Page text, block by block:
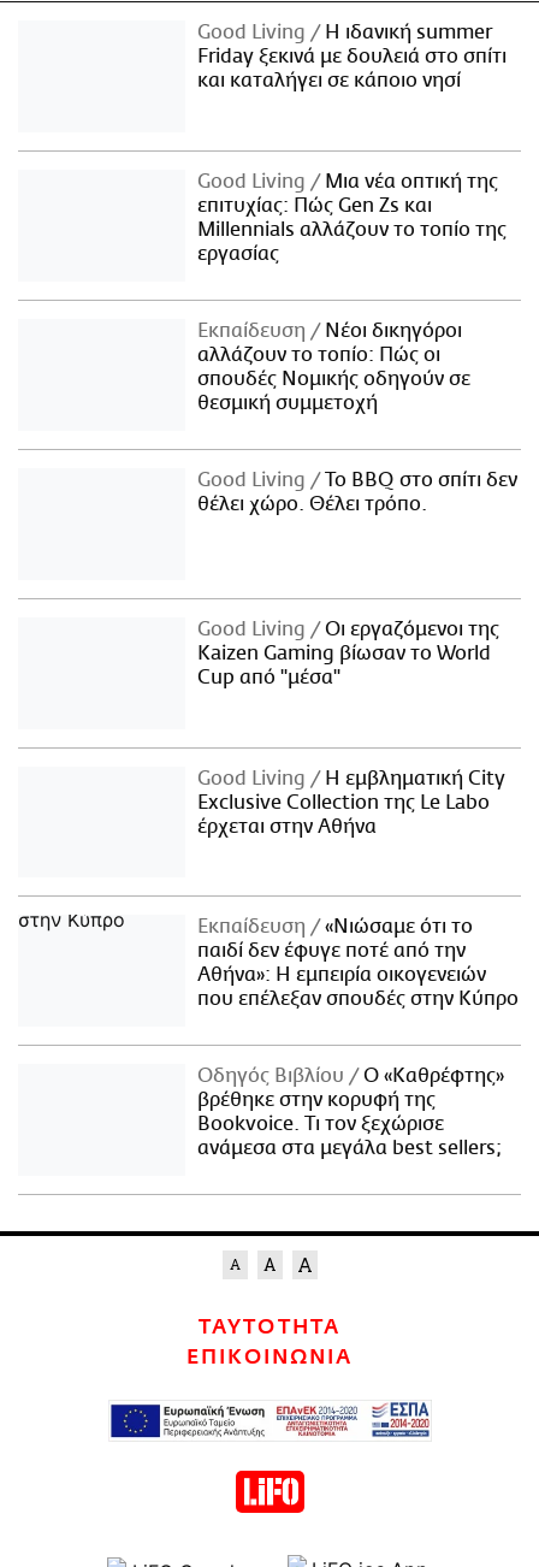
Good Living
Η ιδανική summer
Friday ξεκινά με δουλειά στο σπίτι
και καταλήγει σε κάποιο νησί
Good Living
Μια νέα οπτική της
επιτυχίας: Πώς Gen Zs και
Millennials αλλάζουν το τοπίο της
εργασίας
Εκπαίδευση
Νέοι δικηγόροι
αλλάζουν το τοπίο: Πώς οι
σπουδές Νομικής οδηγούν σε
θεσμική συμμετοχή
Good Living
Το BBQ στο σπίτι δεν
θέλει χώρο. Θέλει τρόπο.
Good Living
Οι εργαζόμενοι της
Kaizen Gaming βίωσαν το World
Cup από "μέσα"
Good Living
Η εμβληματική City
Exclusive Collection της Le Labo
έρχεται στην Αθήνα
Εκπαίδευση
«Νιώσαμε ότι το
παιδί δεν έφυγε ποτέ από την
Αθήνα»: Η εμπειρία οικογενειών
που επέλεξαν σπουδές στην Κύπρο
Οδηγός Βιβλίου
Ο «Καθρέφτης»
βρέθηκε στην κορυφή της
Bookvoice. Τι τον ξεχώρισε
ανάμεσα στα μεγάλα best sellers;
ΤΑΥΤΟΤΗΤΑ
ΕΠΙΚΟΙΝΩΝΙΑ